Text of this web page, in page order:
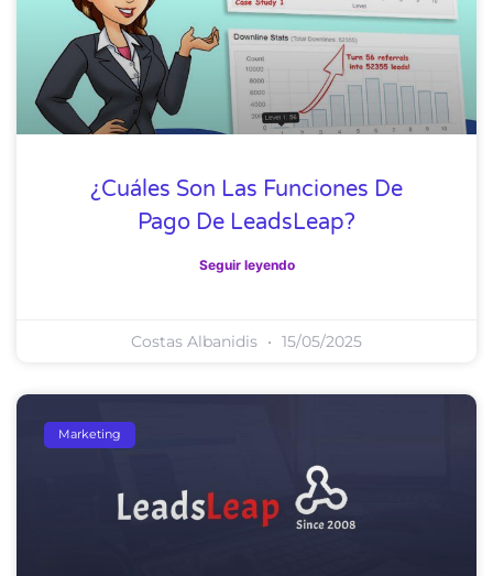
¿Cuáles Son Las Funciones De
Pago De LeadsLeap?
Seguir leyendo
Costas Albanidis 15/05/2025
Marketing